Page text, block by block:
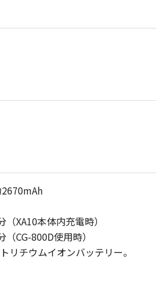
2670mAh
XA10本体内充電時）
CG-800D使用時）
リチウムイオンバッテリー。